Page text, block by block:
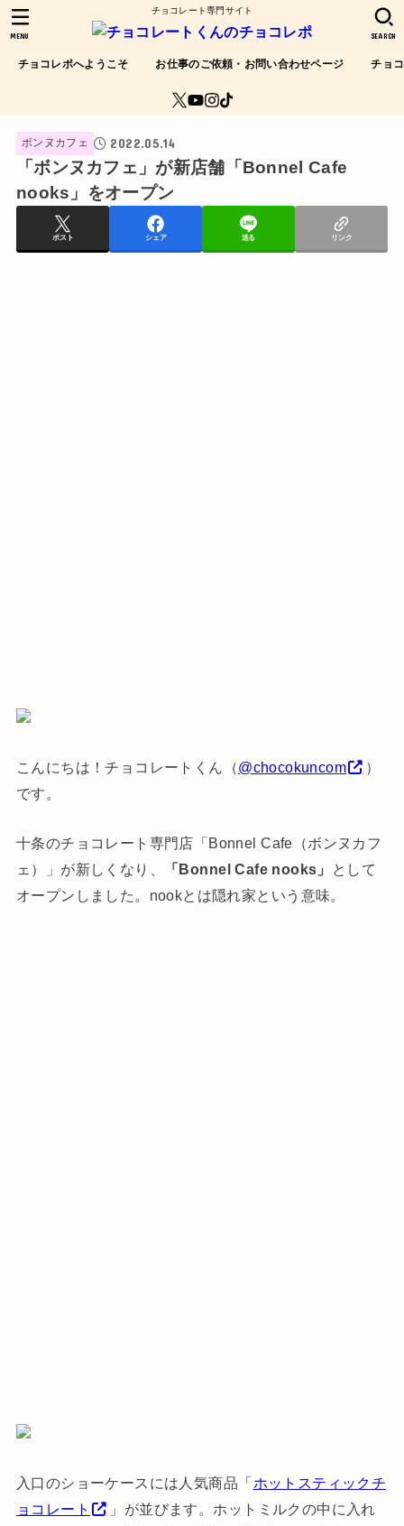
チョコレート専門サイト
チョコレポへようこそ お仕事のご依頼・お問い合わせページ チョ
SEARCH
MENU
ボンヌカフェ 2022.05.14
「ボンヌカフェ」が新店舗「Bonnel Cafe
nooks」をオープン
ポスト シェア 送る リンク
こんにちは！チョコレートくん（@chocokuncom
）
です。
十条のチョコレート専門店「Bonnel Cafe（ボンヌカフ
ェ）」が新しくなり、
「Bonnel Cafe nooks」
として
オープンしました。nookとは隠れ家という意味。
入口のショーケースには人気商品「 ホットスティックチ
ョコレート
」が並びます。ホットミルクの中に入れ